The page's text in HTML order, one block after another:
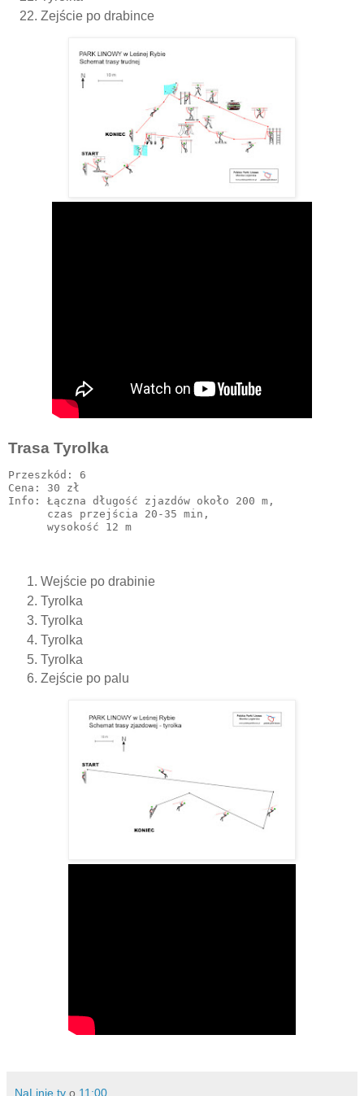
Zejście po drabince
Trasa Tyrolka
Przeszkód: 6
Cena: 30 zł
Info: Łączna długość zjazdów około 200 m,
      czas przejścia 20-35 min,
Wejście po drabinie
Tyrolka
Tyrolka
Tyrolka
Tyrolka
Zejście po palu
NaLinie.tv o 11:00